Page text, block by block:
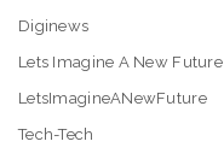
Diginews
Lets Imagine A New Future
LetsImagineANewFuture
Tech-Tech